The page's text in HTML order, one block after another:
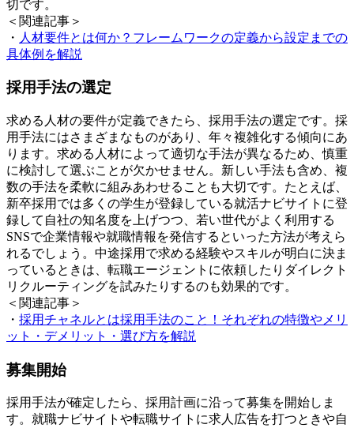
切です。
＜関連記事＞
・ 人材要件とは何か？フレームワークの定義から設定までの
具体例を解説
採用手法の選定
求める人材の要件が定義できたら、採用手法の選定です。採
用手法にはさまざまなものがあり、年々複雑化する傾向にあ
ります。求める人材によって適切な手法が異なるため、慎重
に検討して選ぶことが欠かせません。新しい手法も含め、複
数の手法を柔軟に組みあわせることも大切です。たとえば、
新卒採用では多くの学生が登録している就活ナビサイトに登
録して自社の知名度を上げつつ、若い世代がよく利用する
SNSで企業情報や就職情報を発信するといった方法が考えら
れるでしょう。中途採用で求める経験やスキルが明白に決ま
っているときは、転職エージェントに依頼したりダイレクト
リクルーティングを試みたりするのも効果的です。
＜関連記事＞
・ 採用チャネルとは採用手法のこと！それぞれの特徴やメリ
ット・デメリット・選び方を解説
募集開始
採用手法が確定したら、採用計画に沿って募集を開始しま
す。就職ナビサイトや転職サイトに求人広告を打つときや自